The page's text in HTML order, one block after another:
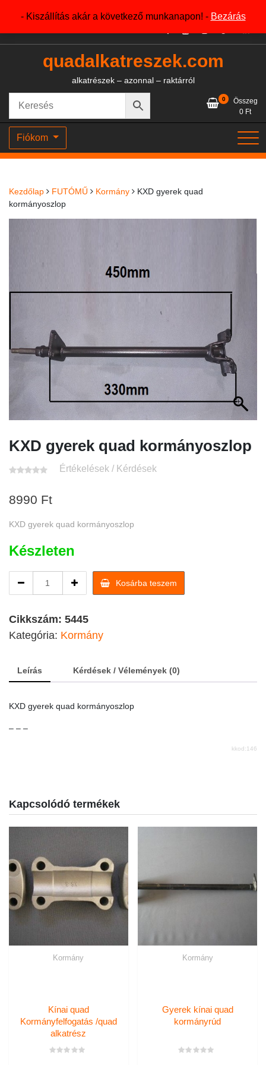
- Kiszállítás akár a következő munkanapon! - Bezárás
+36204327386
quadalkatreszek.com
alkatrészek – azonnal – raktárról
0
Összeg
0 Ft
Fiókom
Kezdőlap FUTÓMŰ Kormány
KXD gyerek quad
kormányoszlop
KXD gyerek quad kormányoszlop
Értékelések / Kérdések
8990 Ft
KXD gyerek quad kormányoszlop
Készleten
gyerek
kormányoszlop
Kosárba teszem
Cikkszám: 5445
Kategória: Kormány
Leírás Kérdések / Vélemények (0)
KXD gyerek quad kormányoszlop
– – –
kkod:146
Kapcsolódó termékek
Kormány
Kínai quad
Kormányfelfogatás /quad
alkatrész
Kormány
Gyerek kínai quad
kormányrúd